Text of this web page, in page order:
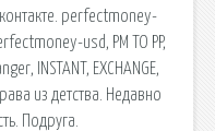
perfectmoney-
usd, PM TO PP,
INSTANT, EXCHANGE,
из детства. Недавно
Подруга.